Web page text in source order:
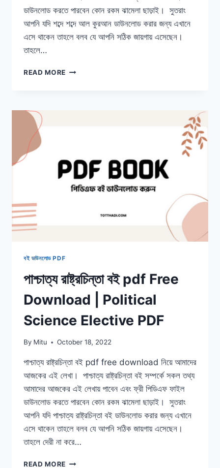
ডাউনলোড করতে পারবেন কোন রকম ঝামেলা ছাড়াই। সুতরাং
আপনি যদি শব্দে শব্দে আল কুরআন ডাউনলোড করার জন্য এখানে
এসে থাকেন তাহলে বলব যে আপনি সঠিক জায়গায় এসেছেন।
তাহলে…
READ MORE শব্দে
SHOBDE
AL
QURAN
PDF
বই ডাউনলোড PDF
পাশ্চাত্য রাষ্ট্রচিন্তা বই pdf Free
Download | Political
Science Elective PDF
By Mitu October 18, 2022
পাশ্চাত্য রাষ্ট্রচিন্তা বই pdf free download নিয়ে আমাদের
আজকের এই লেখা। পাশ্চাত্য রাষ্ট্রচিন্তা বই সম্পর্কে সকল তথ্য
আমাদের আজকের এই লেখায় পাবেন এবং ফ্রী পিডিএফ ফাইল
ডাউনলোড করতে পারবেন কোন রকম ঝামেলা ছাড়াই। সুতরাং
আপনি যদি পাশ্চাত্য রাষ্ট্রচিন্তা বই ডাউনলোড করার জন্য এখানে
এসে থাকেন তাহলে বলব যে আপনি সঠিক জায়গায় এসেছেন।
তাহলে দেরী না করে…
READ MORE পাশ্চাত্য